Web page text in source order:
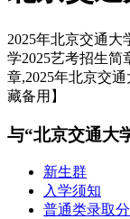
2025年北京交通
学2025艺考招生简
章,2025年北京交
藏备用】
与“北京交通大
新生群
入学须知
普通类录取